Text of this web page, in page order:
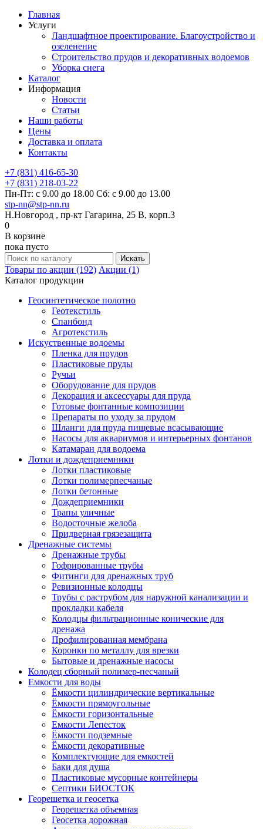
Главная
Услуги
Ландшафтное проектирование. Благоустройство и
озеленение
Строительство прудов и декоративных водоемов
Уборка снега
Каталог
Информация
Новости
Статьи
Наши работы
Цены
Доставка и оплата
Контакты
+7 (831) 416-65-30
+7 (831) 218-03-22
Пн-Пт: с 9.00 до 18.00 Сб: с 9.00 до 13.00
stp-nn@stp-nn.ru
Н.Новгород , пр-кт Гагарина, 25 В, корп.3
0
В корзине
пока пусто
Товары по акции (192) Акции (1)
Каталог продукции
Геосинтетическое полотно
Геотекстиль
Спанбонд
Агротекстиль
Искуственные водоемы
Пленка для прудов
Пластиковые пруды
Ручьи
Оборудование для прудов
Декорация и аксессуары для пруда
Готовые фонтанные композиции
Препараты по уходу за прудом
Шланги для пруда пищевые всасывающие
Насосы для аквариумов и интерьерных фонтанов
Катамаран для водоема
Лотки и дождеприемники
Лотки пластиковые
Лотки полимерпесчаные
Лотки бетонные
Дождеприемники
Трапы уличные
Водосточные желоба
Придверная грязезащита
Дренажные системы
Дренажные трубы
Гофрированные трубы
Фитинги для дренажных труб
Ревизионные колодцы
Трубы с раструбом для наружной канализации и
прокладки кабеля
Колодцы фильтрационные конические для
дренажа
Профилированная мембрана
Коронки по металлу для врезки
Бытовые и дренажные насосы
Колодец сборный полимер-песчаный
Емкости для воды
Ёмкости цилиндрические вертикальные
Ёмкости прямоугольные
Ёмкости горизонтальные
Емкости Лепесток
Ёмкости подземные
Ёмкости декоративные
Комплектующие для емкостей
Баки для душа
Пластиковые мусорные контейнеры
Септики БИОСТОК
Георешетка и геосетка
Георешетка объемная
Геосетка дорожная